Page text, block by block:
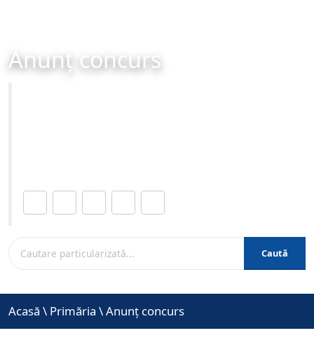
Anunț concurs
Caută
Acasă \ Primăria \Anunț concurs